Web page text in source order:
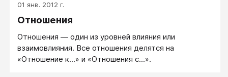
стулья стояли ровно, в линию, чтобы ключи не
валялись в ящике, а висели на специально
чтобы все нужные инструменты были под рукой.
01 янв. 2012 г.
Отношения
Отношения — один из уровней влияния или
взаимовлияния. Все отношения делятся на
«Отношение к...» и «Отношения с...».